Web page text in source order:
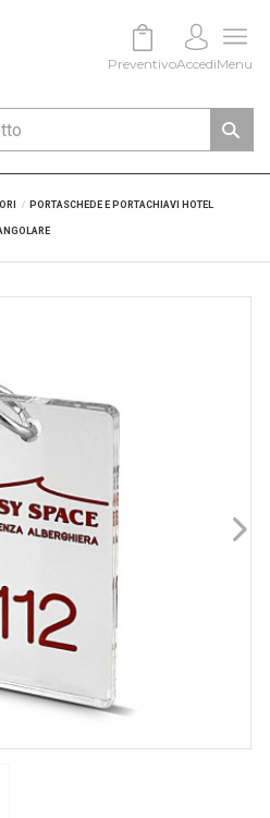
PreventivoAccediMenu
PORTASCHEDE E PORTACHIAVI HOTEL